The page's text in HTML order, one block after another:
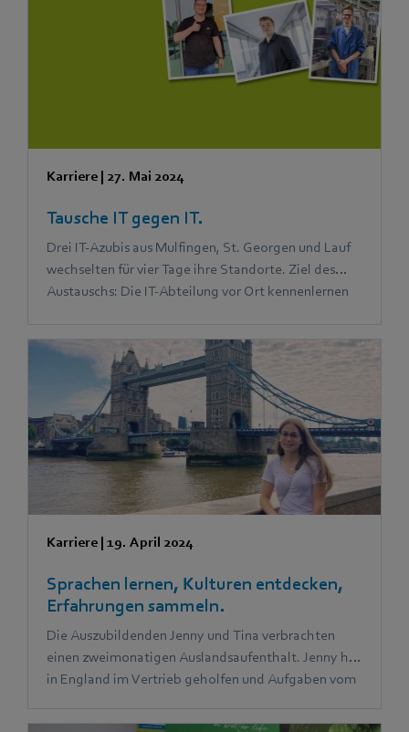
Karriere | 27. Mai 2024
Tausche IT gegen IT.
Drei IT-Azubis aus Mulfingen, St. Georgen und Lauf
wechselten für vier Tage ihre Standorte. Ziel des
Austauschs: Die IT-Abteilung vor Ort kennenlernen
Beteiligten.
Karriere | 19. April 2024
Sprachen lernen, Kulturen entdecken,
Erfahrungen sammeln.
Die Auszubildenden Jenny und Tina verbrachten
einen zweimonatigen Auslandsaufenthalt. Jenny hat
in England im Vertrieb geholfen und Aufgaben vom
die Assistenz der Geschäftsführung bei ihren